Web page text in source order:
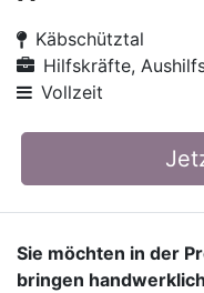
Käbschütztal
Hilfskräfte,
Vollzeit
Sie möchten in der
bringen